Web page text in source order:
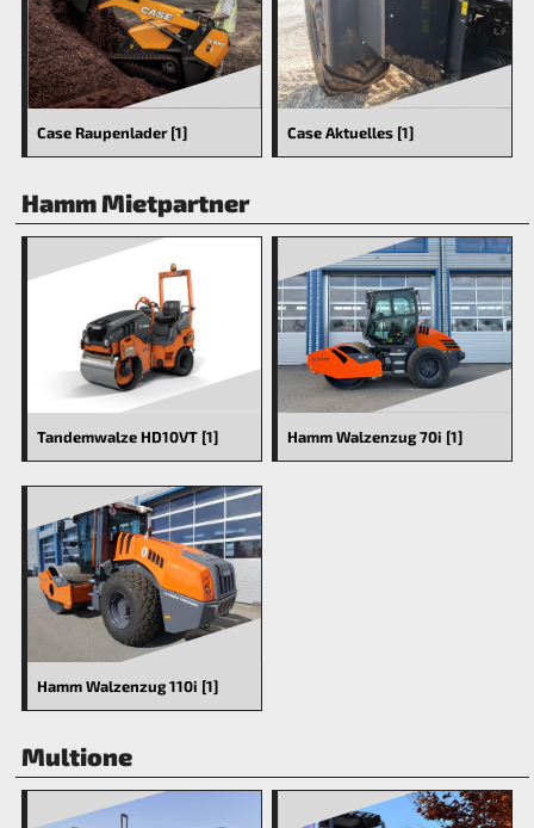
Case Raupenlader [1] Case Aktuelles [1]
Hamm Mietpartner
Tandemwalze HD10VT [1] Hamm Walzenzug 70i [1]
Hamm Walzenzug 110i [1]
Multione